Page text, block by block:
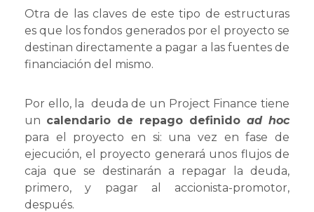
Otra de las claves de este tipo de estructuras
es que los fondos generados por el proyecto se
destinan directamente a pagar a las fuentes de
financiación del mismo.
Por ello, la deuda de un Project Finance tiene
un calendario de repago definido ad hoc
para el proyecto en si: una vez en fase de
ejecución, el proyecto generará unos flujos de
caja que se destinarán a repagar la deuda,
primero, y pagar al accionista-promotor,
después.